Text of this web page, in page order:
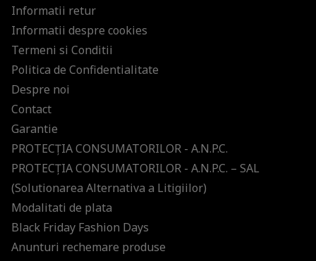
Informatii retur
Informatii despre cookies
Termeni si Conditii
Politica de Confidentialitate
Despre noi
Contact
Garantie
PROTECŢIA CONSUMATORILOR - A.N.P.C.
PROTECŢIA CONSUMATORILOR - A.N.P.C. – SAL
(Solutionarea Alternativa a Litigiilor)
Modalitati de plata
Black Friday Fashion Days
Anunturi rechemare produse